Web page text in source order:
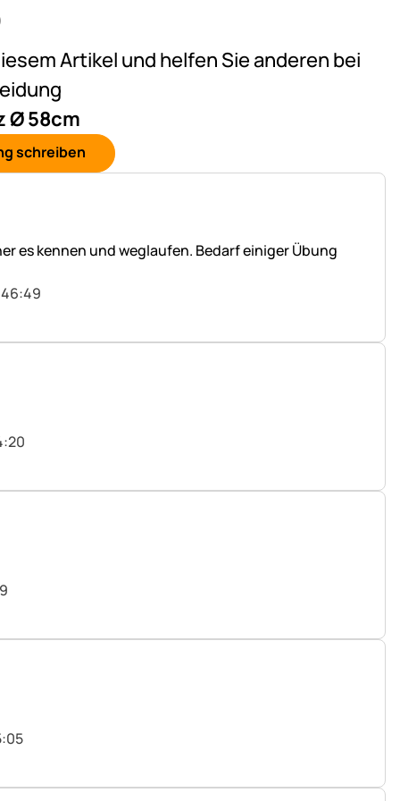
5 (6 Bewertungen)
Artikel und helfen Sie anderen bei
Ø 58cm
schreiben
es kennen und weglaufen. Bedarf einiger Übung